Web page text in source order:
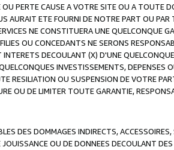
PERTE CAUSE A VOTRE SITE OU A TOUTE
AURAIT ETE FOURNI DE NOTRE PART OU
NE CONSTITUERA UNE QUELCONQUE
OU CONCEDANTS NE SERONS
DECOULANT (X) D'UNE
INVESTISSEMENTS, DEPENSES
RESILIATION OU SUSPENSION DE VOTRE
OU DE LIMITER TOUTE GARANTIE,
DES DOMMAGES INDIRECTS,
OU DE DONNEES DECOULANT DES